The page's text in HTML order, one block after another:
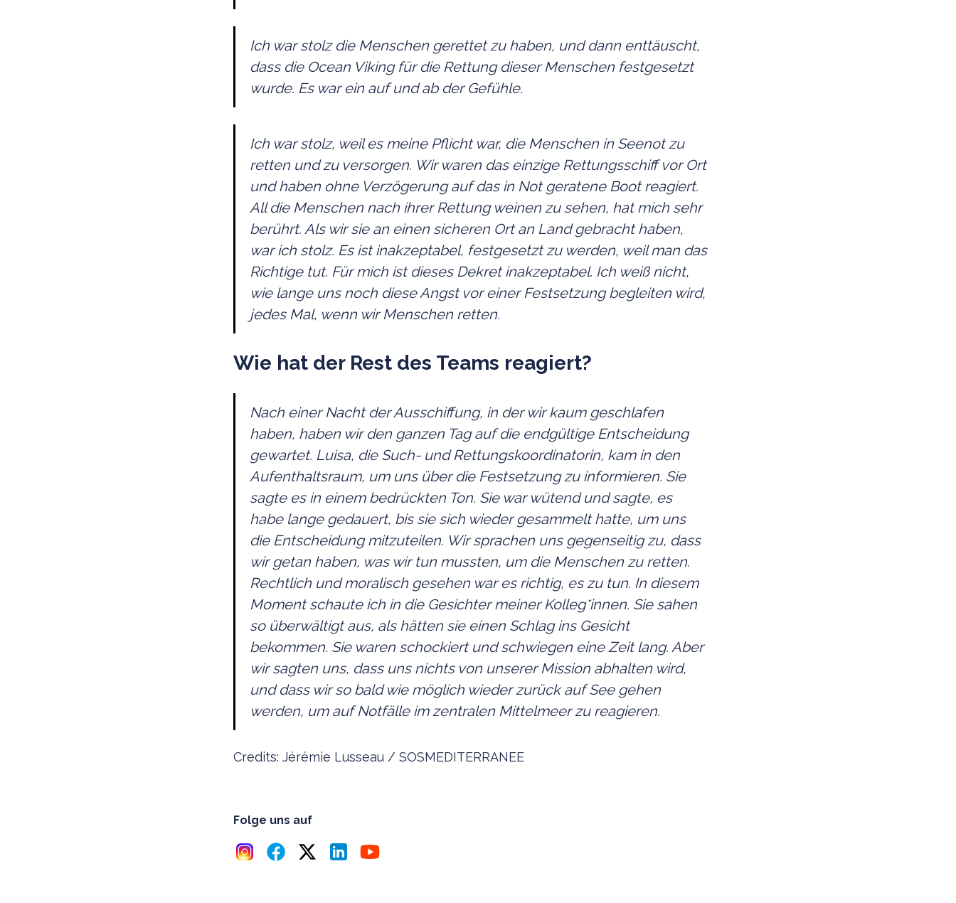
Ich war stolz die Menschen gerettet zu haben, und dann enttäuscht,
dass die Ocean Viking für die Rettung dieser Menschen festgesetzt
wurde. Es war ein auf und ab der Gefühle.
Ich war stolz, weil es meine Pflicht war, die Menschen in Seenot zu
retten und zu versorgen. Wir waren das einzige Rettungsschiff vor Ort
und haben ohne Verzögerung auf das in Not geratene Boot reagiert.
All die Menschen nach ihrer Rettung weinen zu sehen, hat mich sehr
berührt. Als wir sie an einen sicheren Ort an Land gebracht haben,
war ich stolz. Es ist inakzeptabel, festgesetzt zu werden, weil man das
Richtige tut. Für mich ist dieses Dekret inakzeptabel. Ich weiß nicht,
wie lange uns noch diese Angst vor einer Festsetzung begleiten wird,
jedes Mal, wenn wir Menschen retten.
Wie hat der Rest des Teams reagiert?
Nach einer Nacht der Ausschiffung, in der wir kaum geschlafen
haben, haben wir den ganzen Tag auf die endgültige Entscheidung
gewartet. Luisa, die Such- und Rettungskoordinatorin, kam in den
Aufenthaltsraum, um uns über die Festsetzung zu informieren. Sie
sagte es in einem bedrückten Ton. Sie war wütend und sagte, es
habe lange gedauert, bis sie sich wieder gesammelt hatte, um uns
die Entscheidung mitzuteilen. Wir sprachen uns gegenseitig zu, dass
wir getan haben, was wir tun mussten, um die Menschen zu retten.
Rechtlich und moralisch gesehen war es richtig, es zu tun. In diesem
Moment schaute ich in die Gesichter meiner Kolleg*innen. Sie sahen
so überwältigt aus, als hätten sie einen Schlag ins Gesicht
bekommen. Sie waren schockiert und schwiegen eine Zeit lang. Aber
wir sagten uns, dass uns nichts von unserer Mission abhalten wird,
und dass wir so bald wie möglich wieder zurück auf See gehen
werden, um auf Notfälle im zentralen Mittelmeer zu reagieren.
Credits: Jérémie Lusseau / SOSMEDITERRANEE
Folge uns auf